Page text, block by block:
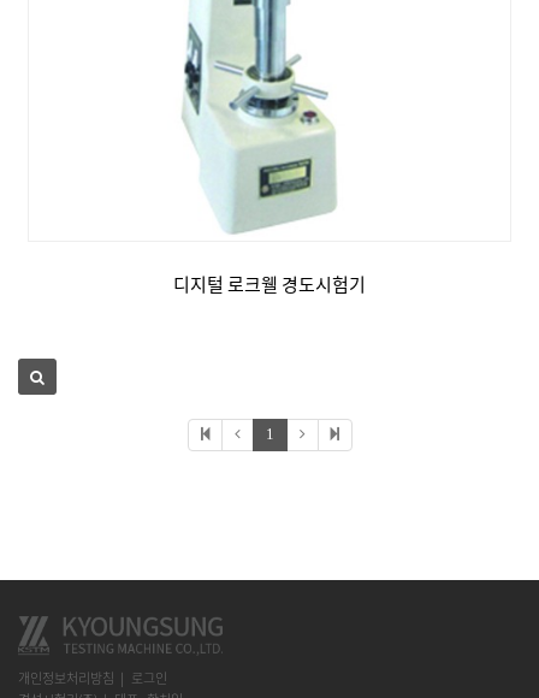
디지털 로크웰 경도시험기
1
개인정보처리방침
로그인